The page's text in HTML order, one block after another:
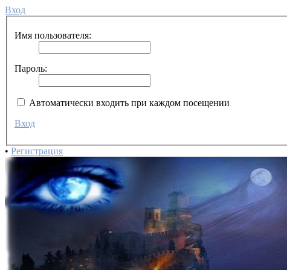
Вход
Имя пользователя:
Пароль:
Автоматически входить при каждом посещении
Вход
• Регистрация